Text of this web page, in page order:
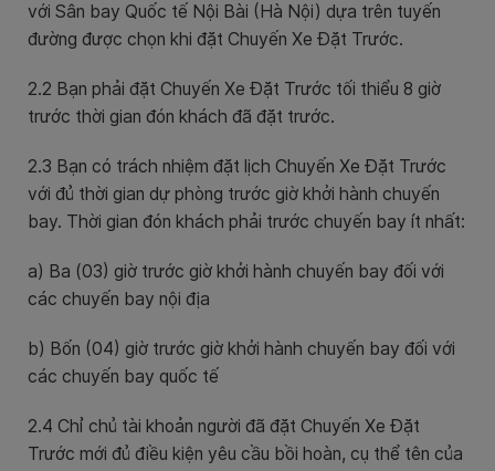
với Sân bay Quốc tế Nội Bài (Hà Nội) dựa trên tuyến
đường được chọn khi đặt Chuyến Xe Đặt Trước.
2.2 Bạn phải đặt Chuyến Xe Đặt Trước tối thiểu 8 giờ
trước thời gian đón khách đã đặt trước.
2.3 Bạn có trách nhiệm đặt lịch Chuyến Xe Đặt Trước
với đủ thời gian dự phòng trước giờ khởi hành chuyến
bay. Thời gian đón khách phải trước chuyến bay ít nhất:
a) Ba (03) giờ trước giờ khởi hành chuyến bay đối với
các chuyến bay nội địa
b) Bốn (04) giờ trước giờ khởi hành chuyến bay đối với
các chuyến bay quốc tế
2.4 Chỉ chủ tài khoản người đã đặt Chuyến Xe Đặt
Trước mới đủ điều kiện yêu cầu bồi hoàn, cụ thể tên của